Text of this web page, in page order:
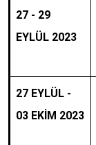
27 - 29
EYLÜL 2023
27 EYLÜL -
03 EKİM 2023